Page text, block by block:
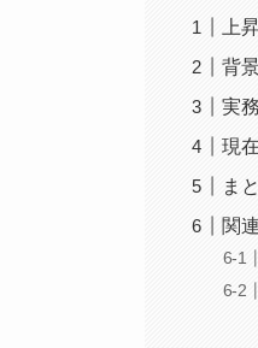
上
背
実
現
ま
関